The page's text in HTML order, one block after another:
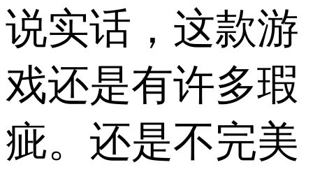
说实话，这款游
戏还是有许多瑕
疵。还是不完美